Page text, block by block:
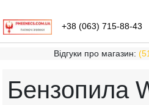
+38 (063) 715-88-43
Відгуки про магазин:
Бензопила